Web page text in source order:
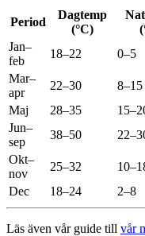
Period
Dagtemp
(°C)
Jan–
feb
18–22 0–5
Mar–
apr
22–30 8–15
Maj
28–35
Jun–
sep
38–50
Okt–
nov
25–32
Dec
18–24 2–8
Läs även vår guide till vår